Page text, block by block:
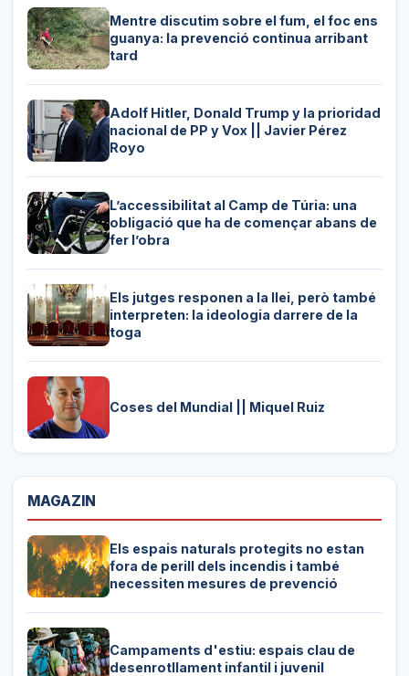
Mentre discutim sobre el fum, el foc ens
guanya: la prevenció continua arribant
tard
Adolf Hitler, Donald Trump y la prioridad
nacional de PP y Vox || Javier Pérez
Royo
L’accessibilitat al Camp de Túria: una
obligació que ha de començar abans de
fer l’obra
Els jutges responen a la llei, però també
interpreten: la ideologia darrere de la
toga
Coses del Mundial || Miquel Ruiz
MAGAZIN
Els espais naturals protegits no estan
fora de perill dels incendis i també
necessiten mesures de prevenció
Campaments d'estiu: espais clau de
desenrotllament infantil i juvenil